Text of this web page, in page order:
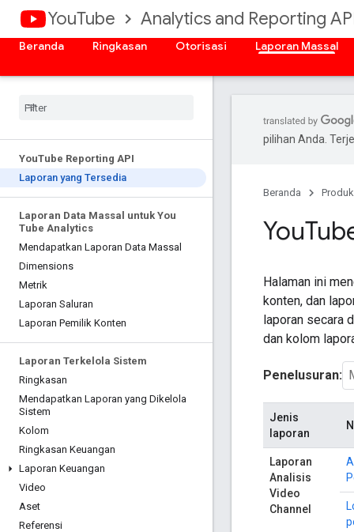
YouTube Analytics and Reporting
Beranda
Ringkasan Otorisasi Laporan Massal
YouTube Reporting API
Laporan yang Tersedia
Laporan Data Massal untuk You
Tube Analytics
Mendapatkan Laporan Data Massal
Dimensions
Metrik
Laporan Saluran
Laporan Pemilik Konten
Laporan Terkelola Sistem
Ringkasan
Mendapatkan Laporan yang Dikelola
Sistem
Kolom
Ringkasan Keuangan
Laporan Keuangan
Video
Aset
Referensi
pilihan Anda.
Beranda Produk
You
Halaman ini
konten, dan
laporan secara
dan kolom
Penelusuran:
Jenis
laporan
Laporan
Analisis
Video
Channel